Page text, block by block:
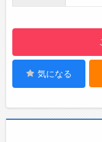
ており
ぜひ
皆様か
気になる